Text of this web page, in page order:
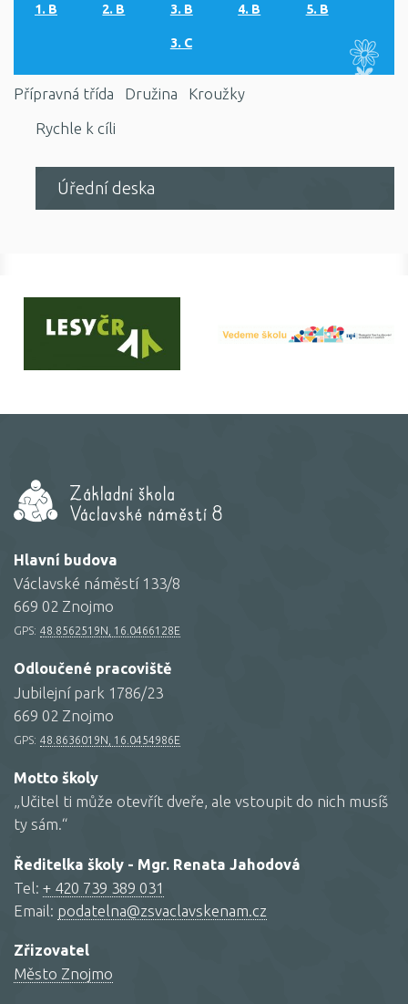
1. B 2. B 3. B
3. C
4. B 5. B
Přípravná třída Družina
Kroužky
Rychle k cíli
Úřední deska
Hlavní budova
Václavské náměstí 133/8
669 02 Znojmo
GPS: 48.8562519N, 16.0466128E
Odloučené pracoviště
Jubilejní park 1786/23
669 02 Znojmo
GPS: 48.8636019N, 16.0454986E
Motto školy
„Učitel ti může otevřít dveře, ale vstoupit do nich musíš
ty sám.“
Ředitelka školy - Mgr. Renata Jahodová
Tel: + 420 739 389 031
Email: podatelna@zsvaclavskenam.cz
Zřizovatel
Město Znojmo